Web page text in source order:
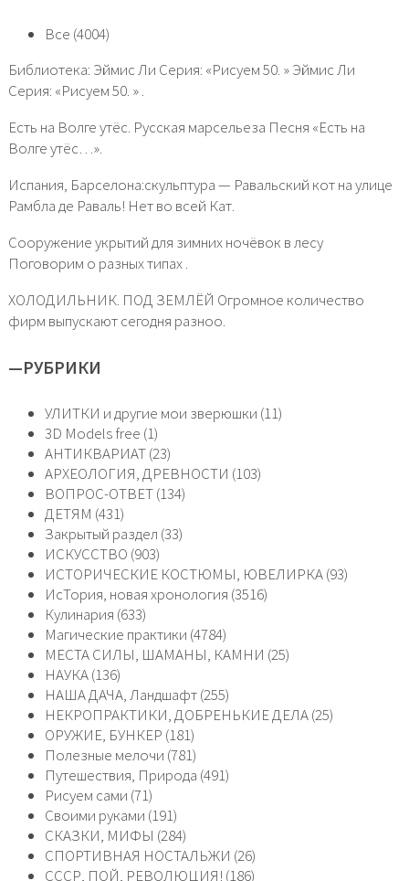
Все (4004)
Библиотека: Эймис Ли Серия: «Рисуем 50. » Эймис Ли
Серия: «Рисуем 50. » .
Есть на Волге утёс. Русская марсельеза Песня «Есть на
Волге утёс…».
Испания, Барселона:скульптура — Равальский кот на улице
Рамбла де Раваль! Нет во всей Кат.
Сооружение укрытий для зимних ночёвок в лесу
Поговорим о разных типах .
ХОЛОДИЛЬНИК. ПОД ЗЕМЛЁЙ Огромное количество
фирм выпускают сегодня разноо.
—РУБРИКИ
УЛИТКИ и другие мои зверюшки (11)
3D Models free (1)
АНТИКВАРИАТ (23)
АРХЕОЛОГИЯ, ДРЕВНОСТИ (103)
ВОПРОС-ОТВЕТ (134)
ДЕТЯМ (431)
Закрытый раздел (33)
ИСКУССТВО (903)
ИСТОРИЧЕСКИЕ КОСТЮМЫ, ЮВЕЛИРКА (93)
ИсТория, новая хронология (3516)
Кулинария (633)
Магические практики (4784)
МЕСТА СИЛЫ, ШАМАНЫ, КАМНИ (25)
НАУКА (136)
НАША ДАЧА, Ландшафт (255)
НЕКРОПРАКТИКИ, ДОБРЕНЬКИЕ ДЕЛА (25)
ОРУЖИЕ, БУНКЕР (181)
Полезные мелочи (781)
Путешествия, Природа (491)
Рисуем сами (71)
Своими руками (191)
СКАЗКИ, МИФЫ (284)
СПОРТИВНАЯ НОСТАЛЬЖИ (26)
СССР, ПОЙ, РЕВОЛЮЦИЯ! (186)